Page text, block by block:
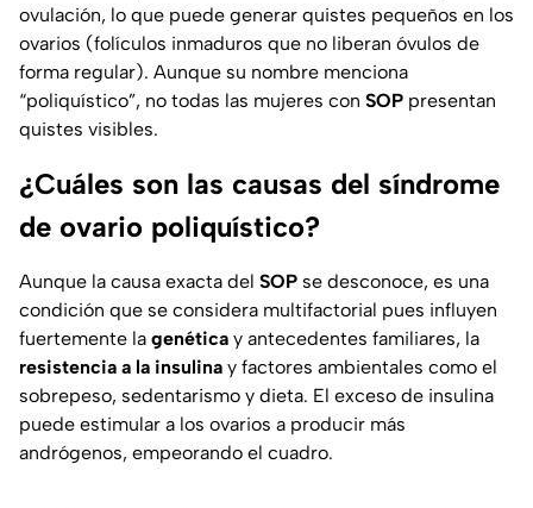
ovulación, lo que puede generar quistes pequeños en los
ovarios (folículos inmaduros que no liberan óvulos de
forma regular). Aunque su nombre menciona
“poliquístico”, no todas las mujeres con SOP presentan
quistes visibles.
¿Cuáles son las causas del síndrome
de ovario poliquístico?
Aunque la causa exacta del SOP se desconoce, es una
condición que se considera multifactorial pues influyen
fuertemente la genética y antecedentes familiares, la
resistencia a la insulina y factores ambientales como el
sobrepeso, sedentarismo y dieta. El exceso de insulina
puede estimular a los ovarios a producir más
andrógenos, empeorando el cuadro.